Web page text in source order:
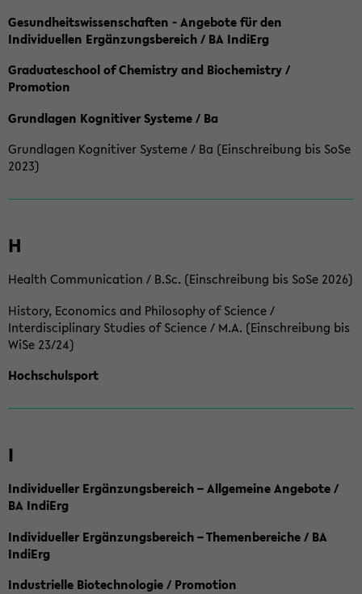
Gesundheitswissenschaften - Angebote für den
Individuellen Ergänzungsbereich / BA IndiErg
Graduateschool of Chemistry and Biochemistry /
Promotion
Grundlagen Kognitiver Systeme / Ba
Grundlagen Kognitiver Systeme / Ba (Einschreibung bis SoSe
2023)
H
Health Communication / B.Sc. (Einschreibung bis SoSe 2026)
History, Economics and Philosophy of Science /
Interdisciplinary Studies of Science / M.A. (Einschreibung bis
WiSe 23/24)
Hochschulsport
I
Individueller Ergänzungsbereich – Allgemeine Angebote /
BA IndiErg
Individueller Ergänzungsbereich – Themenbereiche / BA
IndiErg
Industrielle Biotechnologie / Promotion